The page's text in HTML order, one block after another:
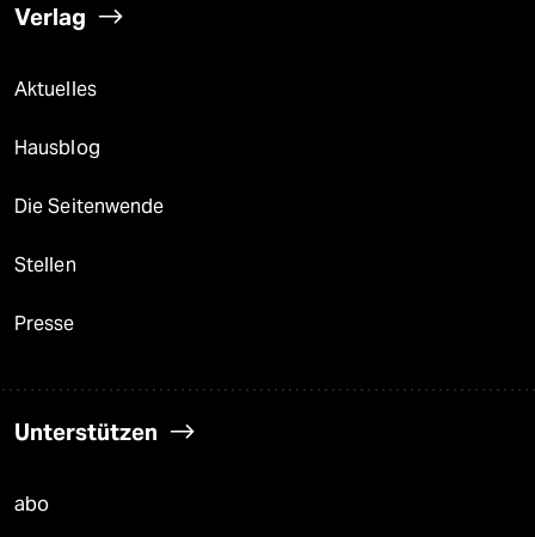
Verlag
Aktuelles
Hausblog
Die Seitenwende
Stellen
Presse
Unterstützen
abo